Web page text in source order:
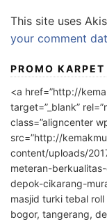
This site uses
your comment
PROMO
<a href=”http://
target=”_blank”
class=”aligncenter
src=”http://
content/uploads/
meteran-
depok-cikarang-
masjid turki tebal
bogor, tangerang,